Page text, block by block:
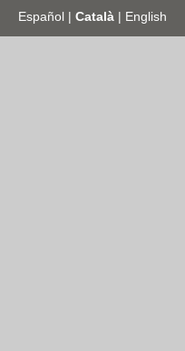
Español | Català | English